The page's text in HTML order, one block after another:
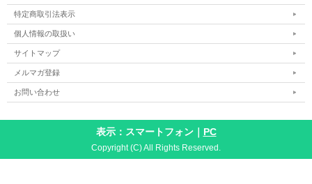
特定商取引法表示
個人情報の取扱い
サイトマップ
メルマガ登録
お問い合わせ
表示：スマートフォン｜ PC
Copyright (C) All Rights Reserved.